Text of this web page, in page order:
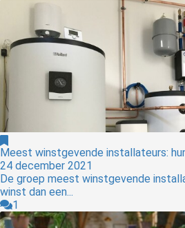
Meest winstgevende installateurs:
24 december 2021
De groep meest winstgevende
winst dan een...
1